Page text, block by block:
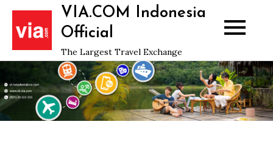
Skip
content
VIA.COM Indonesia
Official
The Largest Travel Exchange